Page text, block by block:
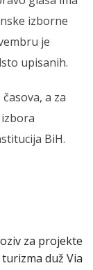
izborne
je
upisanih.
a za
BiH.
za projekte
duž Via